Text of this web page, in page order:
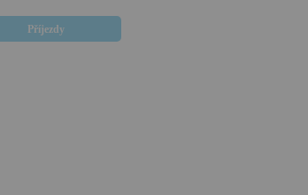
Příjezdy